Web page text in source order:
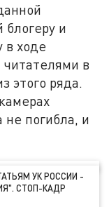
блогеру и
в ходе
в
этого ряда.
погибла, и
УК РОССИИ -
СТОП-КАДР